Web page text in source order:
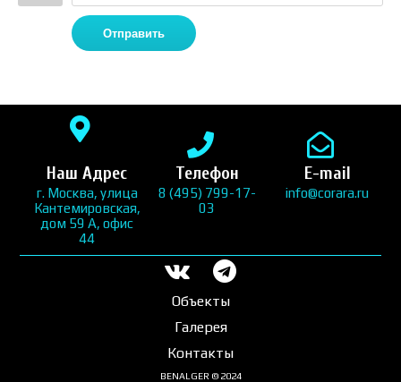
Отправить
Наш Адрес
г. Москва, улица
Кантемировская,
дом 59 А, офис
44
Телефон
8 (495) 799-17-
03
E-mail
info@corara.ru
Объекты
Галерея
Контакты
BENALGER © 2024